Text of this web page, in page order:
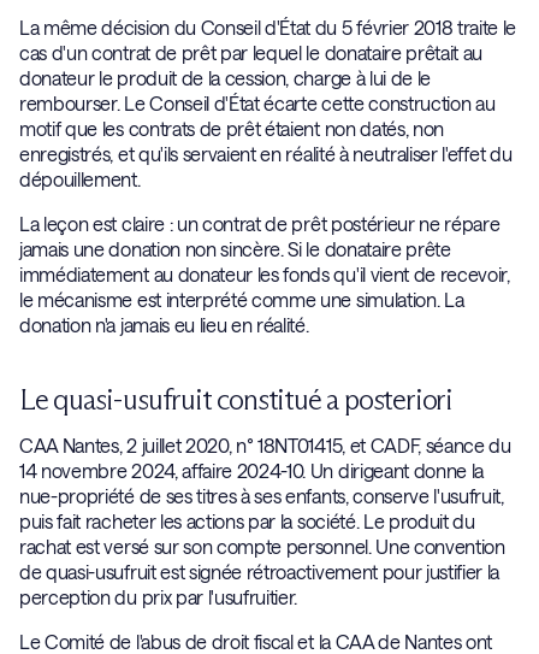
La même décision du Conseil d'État du 5 février 2018 traite le
cas d'un contrat de prêt par lequel le donataire prêtait au
donateur le produit de la cession, charge à lui de le
rembourser. Le Conseil d'État écarte cette construction au
motif que les contrats de prêt étaient non datés, non
enregistrés, et qu'ils servaient en réalité à neutraliser l'effet du
dépouillement.
La leçon est claire : un contrat de prêt postérieur ne répare
jamais une donation non sincère. Si le donataire prête
immédiatement au donateur les fonds qu'il vient de recevoir,
le mécanisme est interprété comme une simulation. La
donation n'a jamais eu lieu en réalité.
Le quasi-usufruit constitué a posteriori
CAA Nantes, 2 juillet 2020, n° 18NT01415, et CADF, séance du
14 novembre 2024, affaire 2024-10. Un dirigeant donne la
nue-propriété de ses titres à ses enfants, conserve l'usufruit,
puis fait racheter les actions par la société. Le produit du
rachat est versé sur son compte personnel. Une convention
de quasi-usufruit est signée rétroactivement pour justifier la
perception du prix par l'usufruitier.
Le Comité de l'abus de droit fiscal et la CAA de Nantes ont